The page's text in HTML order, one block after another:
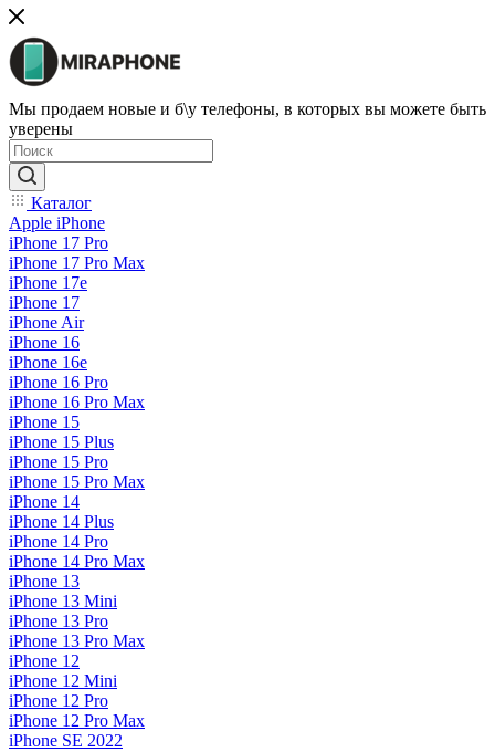
Мы продаем новые и б\у телефоны, в которых вы можете быть
уверены
Каталог
Apple iPhone
iPhone 17 Pro
iPhone 17 Pro Max
iPhone 17e
iPhone 17
iPhone Air
iPhone 16
iPhone 16e
iPhone 16 Pro
iPhone 16 Pro Max
iPhone 15
iPhone 15 Plus
iPhone 15 Pro
iPhone 15 Pro Max
iPhone 14
iPhone 14 Plus
iPhone 14 Pro
iPhone 14 Pro Max
iPhone 13
iPhone 13 Mini
iPhone 13 Pro
iPhone 13 Pro Max
iPhone 12
iPhone 12 Mini
iPhone 12 Pro
iPhone 12 Pro Max
iPhone SE 2022